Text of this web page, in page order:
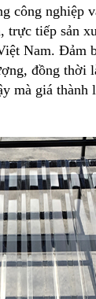
công nghiệp
tiếp sản
Nam. Đảm
đồng thời
mà giá thành